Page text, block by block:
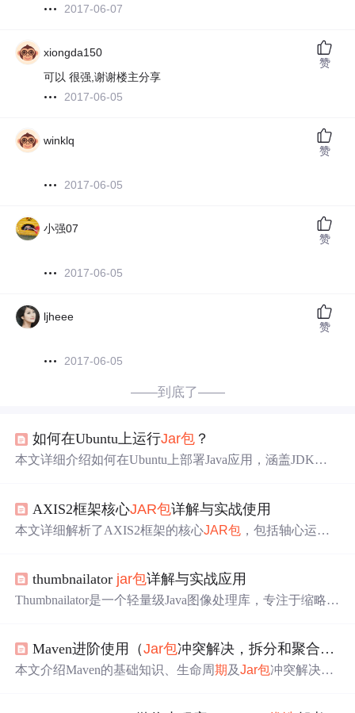
2017-06-07
xiongda150
可以 很强,谢谢楼主分享
2017-06-05
赞
winklq
2017-06-05
赞
小强07
2017-06-05
赞
ljheee
2017-06-05
赞
——到底了——
如何在Ubuntu上运行Jar包 ？
本文详细介绍如何在Ubuntu上部署Java应用，涵盖JDK安
AXIS2框架核心JAR包详解与实战使用
本文详细解析了AXIS2框架的核心JAR包 ，包括轴心运行
式、版本兼容性问题以及SOAP协议支持等内容，帮助开
发者更好地理解和使用AXIS2进行Web服务开发。
thumbnailator jar包详解与实战应用
Thumbnailator是一个轻量级Java图像处理库，专注于缩略图
发场景下的批量图像处理，是Java平台图像服务的优选方
案。
Maven进阶使用（Jar包冲突解决，拆分和聚合思想，配置从私服下载
本文介绍Maven的基础知识、生命周期 及Jar包冲突解决方